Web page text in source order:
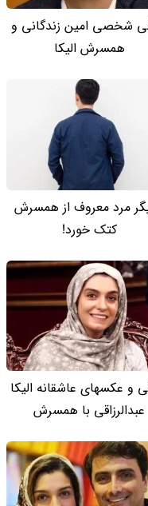
شخصی امین زندگانی و
همسرش الیکا
مرد معروف از همسرش
کتک خورد!
و عکسهای عاشقانه الیکا
عبدالرزاقی با همسرش